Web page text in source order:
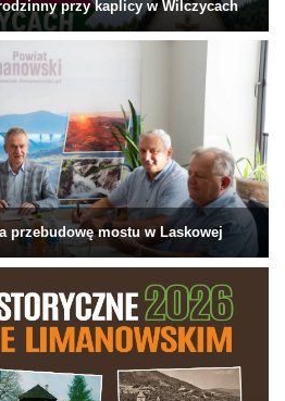
przy kaplicy w Wilczycach
przebudowę mostu w Laskowej